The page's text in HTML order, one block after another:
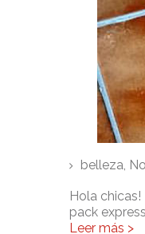
belleza,
Hola
pack
Leer más >